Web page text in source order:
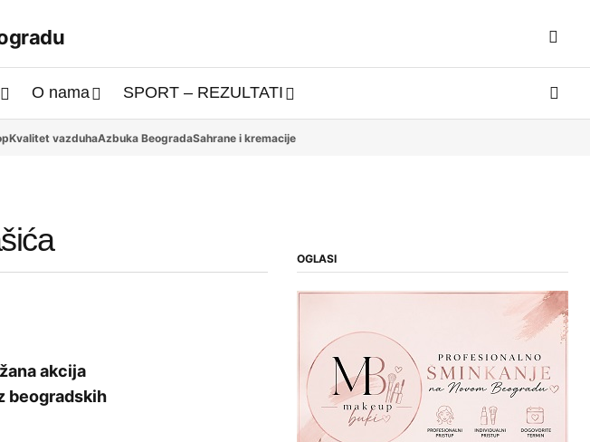
O nama SPORT – REZULTATI
Kvalitet vazduhaAzbuka BeogradaSahrane i kremacije
akcija
beogradskih
OGLASI